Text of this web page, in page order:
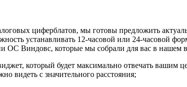
циферблатов, мы готовы предложить
устанавливать 12-часовой или 24-часовой
Виндовс, которые мы собрали для вас в нашем
который будет максимально отвечать вашим
видеть с значительного расстояния;